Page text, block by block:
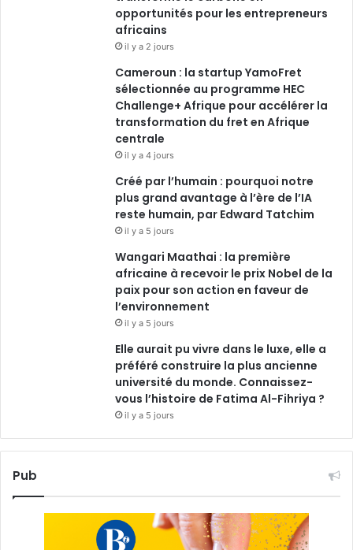
o
o
k
d
n
b
g
a
m
opportunités pour les entrepreneurs
africains
il y a 2 jours
Cameroun : la startup YamoFret
sélectionnée au programme HEC
Challenge+ Afrique pour accélérer la
transformation du fret en Afrique
centrale
il y a 4 jours
Créé par l’humain : pourquoi notre
plus grand avantage à l’ère de l’IA
reste humain, par Edward Tatchim
il y a 5 jours
Wangari Maathai : la première
africaine à recevoir le prix Nobel de la
paix pour son action en faveur de
l’environnement
il y a 5 jours
Elle aurait pu vivre dans le luxe, elle a
préféré construire la plus ancienne
université du monde. Connaissez-
vous l’histoire de Fatima Al-Fihriya ?
il y a 5 jours
Pub